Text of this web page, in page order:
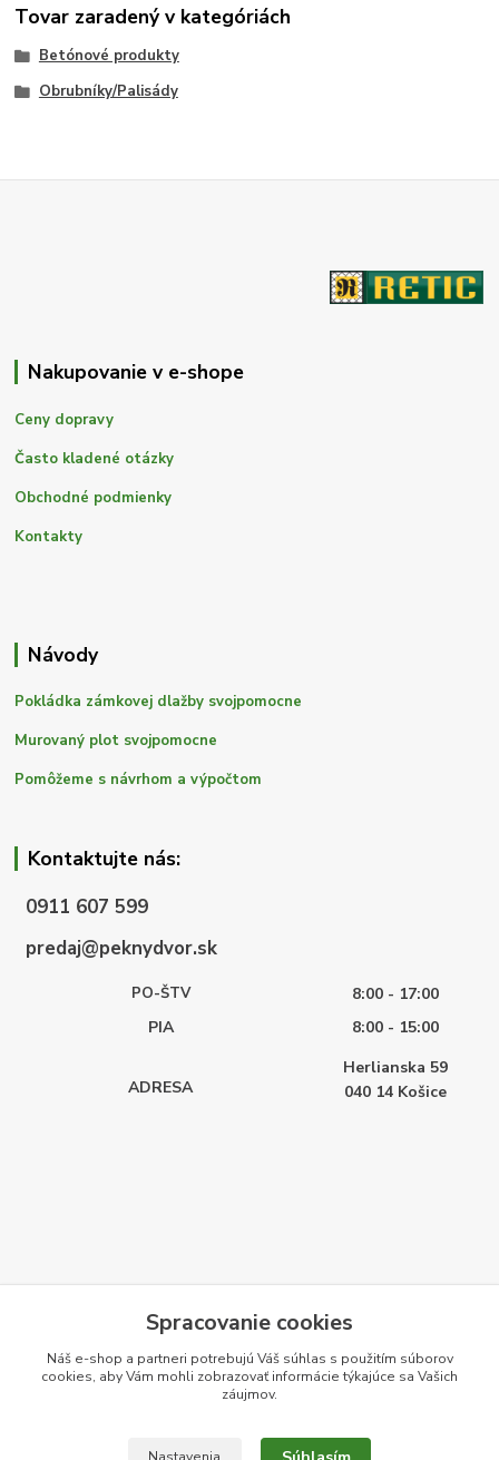
Tovar zaradený v kategóriách
Betónové produkty
Obrubníky/Palisády
Nakupovanie v e-shope
Ceny dopravy
Často kladené otázky
Obchodné podmienky
Kontakty
Návody
Pokládka zámkovej dlažby svojpomocne
Murovaný plot svojpomocne
Pomôžeme s návrhom a výpočtom
Kontaktujte nás:
0911 607 599
predaj@peknydvor.sk
PO-ŠTV
8:00 - 17:00
PIA
8:00 - 15:00
ADRESA
Herlianska 59
040 14 Košice
Spracovanie cookies
Náš e-shop a partneri potrebujú Váš súhlas s použitím súborov
cookies, aby Vám mohli zobrazovať informácie týkajúce sa Vašich
záujmov.